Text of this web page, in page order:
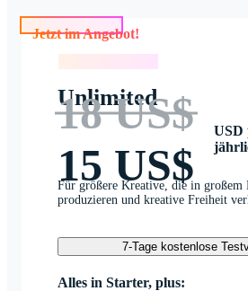
Jetzt im Angebot!
Unlimited
18 US$
15 US$
USD
Für größere Kreative, die in großem
produzieren und kreative Freiheit
7-Tage kostenlose
Alles in Starter, plus: